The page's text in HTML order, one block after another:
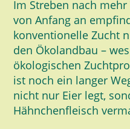
Im Streben nach
von Anfang an
konventionelle Zucht
den Ökolandbau –
ökologischen
ist noch ein langer
nicht nur Eier legt,
Hähnchenfleisch